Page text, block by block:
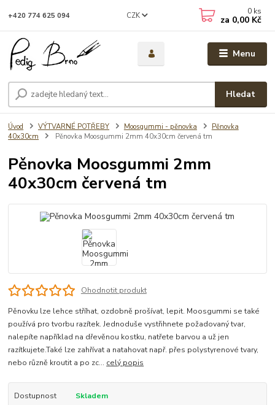
Menu
CZK
Hledat
+420 774 625 094 0 ks
za 0,00 Kč
Úvod VÝTVARNÉ POTŘEBY Moosgummi - pěnovka
Pěnovka
40x30cm
Pěnovka Moosgummi 2mm 40x30cm červená tm
Pěnovka Moosgummi 2mm
40x30cm červená tm
Ohodnotit produkt
Pěnovku lze lehce stříhat, ozdobně prošívat, lepit. Moosgummi se také
používá pro tvorbu razítek. Jednoduše vystřihnete požadovaný tvar,
nalepíte například na dřevěnou kostku, natřete barvou a už jen
razítkujete.Také lze zahřívat a natahovat např. přes polystyrenové tvary,
nebo různě kroutit a po zc... celý popis
Dostupnost Skladem